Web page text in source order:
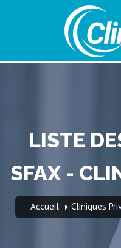
LISTE
SFAX -
Accueil Cliniques